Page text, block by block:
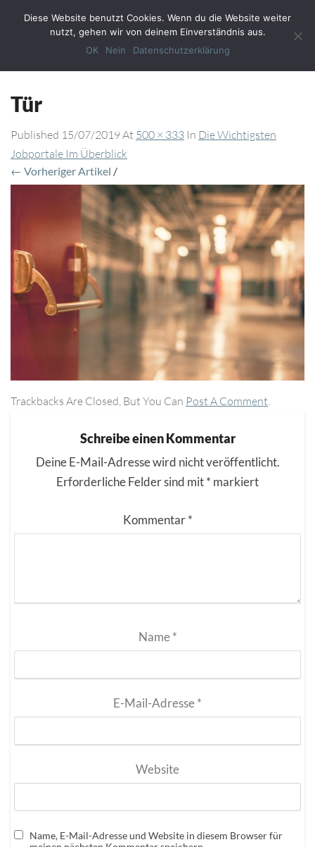
Toggle
Tür
Published 15/07/2019At 500 × 333 In Die Wichtigsten
Jobportale Im Überblick
← Vorheriger Artikel /
Trackbacks Are Closed, But You Can Post A Comment.
Schreibe einen Kommentar
Deine E-Mail-Adresse wird nicht veröffentlicht.
Erforderliche Felder sind mit* markiert
Kommentar*
Name*
E-Mail-Adresse*
Website
Name, E-Mail-Adresse und Website in diesem Browser für
Diese Website benutzt Cookies. Wenn du die Website weiter
nutzt, gehen wir von deinem Einverständnis aus.
OK
Nein Datenschutzerklärung